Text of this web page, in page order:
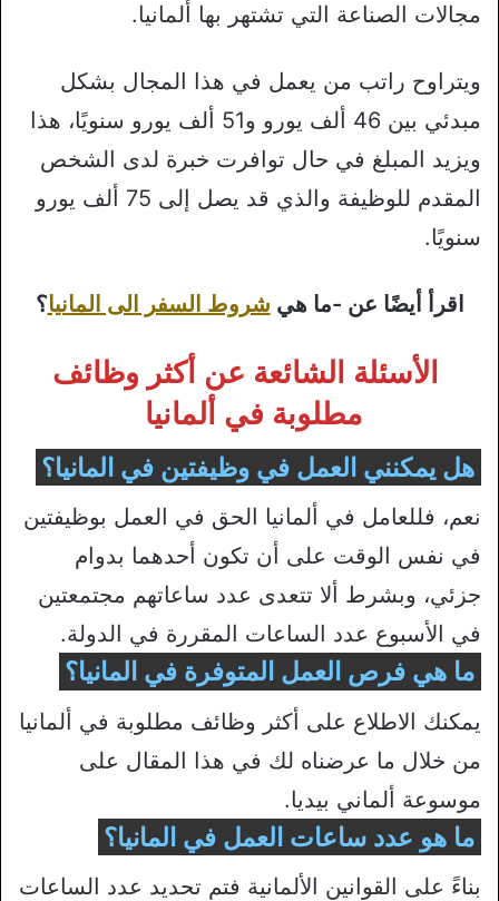
مجالات الصناعة التي تشتهر بها ألمانيا.
ويتراوح راتب من يعمل في هذا المجال بشكل
مبدئي بين 46 ألف يورو و51 ألف يورو سنويًا، هذا
ويزيد المبلغ في حال توافرت خبرة لدى الشخص
المقدم للوظيفة والذي قد يصل إلى 75 ألف يورو
سنويًا.
اقرأ أيضًا عن -ما هي شروط السفر الى المانيا؟
الأسئلة الشائعة عن أكثر وظائف
مطلوبة في ألمانيا
هل يمكنني العمل في وظيفتين في المانيا؟
نعم، فللعامل في ألمانيا الحق في العمل بوظيفتين
في نفس الوقت على أن تكون أحدهما بدوام
جزئي، وبشرط ألا تتعدى عدد ساعاتهم مجتمعتين
في الأسبوع عدد الساعات المقررة في الدولة.
ما هي فرص العمل المتوفرة في المانيا؟
يمكنك الاطلاع على أكثر وظائف مطلوبة في ألمانيا
من خلال ما عرضناه لك في هذا المقال على
موسوعة ألماني بيديا.
ما هو عدد ساعات العمل في المانيا؟
بناءً على القوانين الألمانية فتم تحديد عدد الساعات